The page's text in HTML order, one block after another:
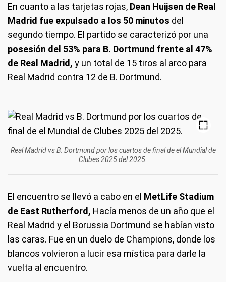
En cuanto a las tarjetas rojas, Dean Huijsen de Real
Madrid fue expulsado a los 50 minutos del
segundo tiempo. El partido se caracterizó por una
posesión del 53% para B. Dortmund frente al 47%
de Real Madrid, y un total de 15 tiros al arco para
Real Madrid contra 12 de B. Dortmund.
Real Madrid vs B. Dortmund por los cuartos de final de el Mundial de
Clubes 2025 del 2025.
El encuentro se llevó a cabo en el MetLife Stadium
de East Rutherford, Hacía menos de un año que el
Real Madrid y el Borussia Dortmund se habían visto
las caras. Fue en un duelo de Champions, donde los
blancos volvieron a lucir esa mística para darle la
vuelta al encuentro.